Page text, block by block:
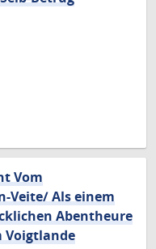
Vom
Veite/ Als einem
Abentheure
Voigtlande